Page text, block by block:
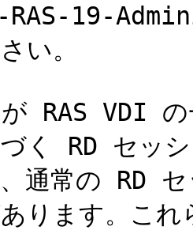
19-
い。
RAS VDI の
く RD セッ
通常の RD
ります。こ